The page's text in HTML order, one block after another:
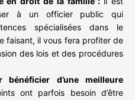
à un officier public qui
spécialisées dans le
faisant, il vous fera profiter de
des lois et des procédures
d’une meilleure
ont parfois besoin d’être